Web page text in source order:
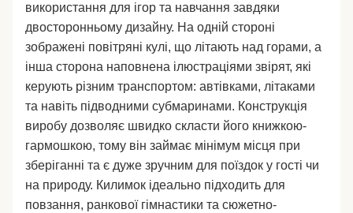
використання для ігор та навчання завдяки
двосторонньому дизайну. На одній стороні
зображені повітряні кулі, що літають над горами, а
інша сторона наповнена ілюстраціями звірят, які
керують різним транспортом: автівками, літаками
та навіть підводними субмаринами. Конструкція
виробу дозволяє швидко скласти його книжкою-
гармошкою, тому він займає мінімум місця при
зберіганні та є дуже зручним для поїздок у гості чи
на природу. Килимок ідеально підходить для
повзання, ранкової гімнастики та сюжетно-